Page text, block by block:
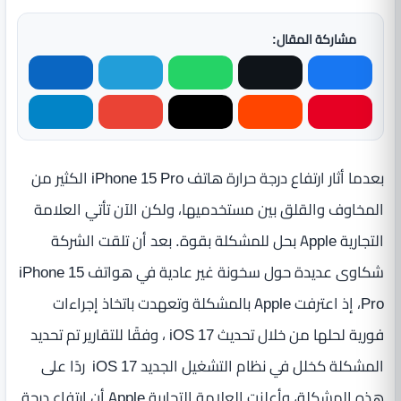
مشاركة المقال:
بعدما أثار ارتفاع درجة حرارة هاتف iPhone 15 Pro الكثير من
المخاوف والقلق بين مستخدميها، ولكن الآن تأتي العلامة
التجارية Apple بحل للمشكلة بقوة. بعد أن تلقت الشركة
شكاوى عديدة حول سخونة غير عادية في هواتف iPhone 15
Pro، إذ اعترفت Apple بالمشكلة وتعهدت باتخاذ إجراءات
فورية لحلها من خلال تحديث iOS 17 ، وفقًا للتقارير تم تحديد
المشكلة كخلل في نظام التشغيل الجديد iOS 17 ردًا على